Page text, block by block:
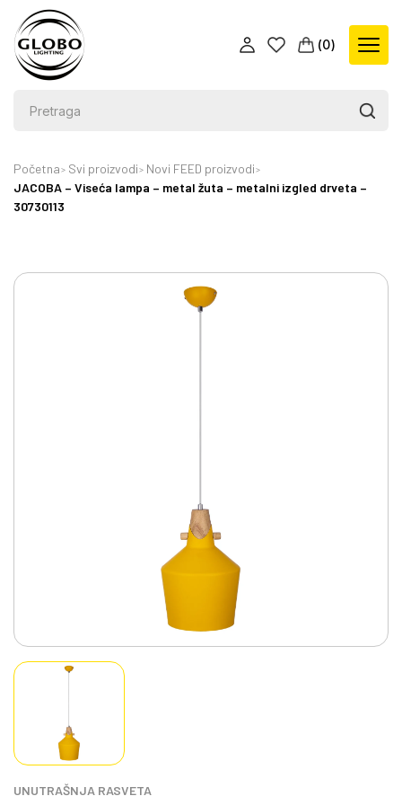
(0)
Početna Svi proizvodi
Novi FEED proizvodi
JACOBA – Viseća lampa – metal žuta – metalni izgled drveta –
30730113
UNUTRAŠNJA RASVETA